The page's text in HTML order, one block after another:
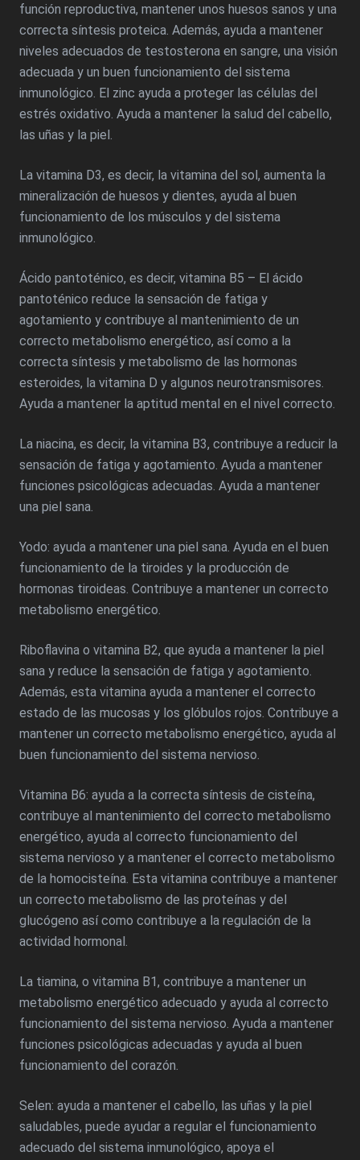
función reproductiva, mantener unos huesos sanos y una
correcta síntesis proteica. Además, ayuda a mantener
niveles adecuados de testosterona en sangre, una visión
adecuada y un buen funcionamiento del sistema
inmunológico. El zinc ayuda a proteger las células del
estrés oxidativo. Ayuda a mantener la salud del cabello,
las uñas y la piel.
La vitamina D3, es decir, la vitamina del sol, aumenta la
mineralización de huesos y dientes, ayuda al buen
funcionamiento de los músculos y del sistema
inmunológico.
Ácido pantoténico, es decir, vitamina B5 – El ácido
pantoténico reduce la sensación de fatiga y
agotamiento y contribuye al mantenimiento de un
correcto metabolismo energético, así como a la
correcta síntesis y metabolismo de las hormonas
esteroides, la vitamina D y algunos neurotransmisores.
Ayuda a mantener la aptitud mental en el nivel correcto.
La niacina, es decir, la vitamina B3, contribuye a reducir la
sensación de fatiga y agotamiento. Ayuda a mantener
funciones psicológicas adecuadas. Ayuda a mantener
una piel sana.
Yodo: ayuda a mantener una piel sana. Ayuda en el buen
funcionamiento de la tiroides y la producción de
hormonas tiroideas. Contribuye a mantener un correcto
metabolismo energético.
Riboflavina o vitamina B2, que ayuda a mantener la piel
sana y reduce la sensación de fatiga y agotamiento.
Además, esta vitamina ayuda a mantener el correcto
estado de las mucosas y los glóbulos rojos. Contribuye a
mantener un correcto metabolismo energético, ayuda al
buen funcionamiento del sistema nervioso.
Vitamina B6: ayuda a la correcta síntesis de cisteína,
contribuye al mantenimiento del correcto metabolismo
energético, ayuda al correcto funcionamiento del
sistema nervioso y a mantener el correcto metabolismo
de la homocisteína. Esta vitamina contribuye a mantener
un correcto metabolismo de las proteínas y del
glucógeno así como contribuye a la regulación de la
actividad hormonal.
La tiamina, o vitamina B1, contribuye a mantener un
metabolismo energético adecuado y ayuda al correcto
funcionamiento del sistema nervioso. Ayuda a mantener
funciones psicológicas adecuadas y ayuda al buen
funcionamiento del corazón.
Selen: ayuda a mantener el cabello, las uñas y la piel
saludables, puede ayudar a regular el funcionamiento
adecuado del sistema inmunológico, apoya el